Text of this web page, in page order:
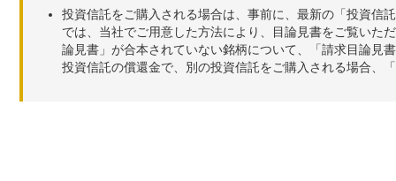
投資信託をご購入される場合は、事前に、最新の「投資信
では、当社でご用意した方法により、目論見書をご覧いた
論見書」が合本されていない銘柄について、「請求目論見
投資信託の償還金で、別の投資信託をご購入される場合、